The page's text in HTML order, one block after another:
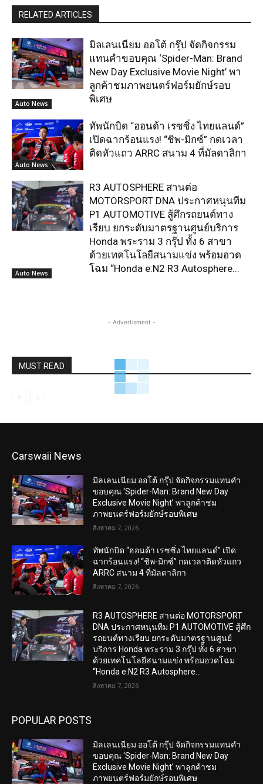
RELATED ARTICLES
Auto News
มิลเลนเนียม ออโต้ กรุ๊ป จัดกิจกรรม
แทนคำขอบคุณ ‘Spider-Man: Brand
New Day Exclusive Movie Night’ พา
ลูกค้าชมภาพยนตร์ฟอร์มยักษ์รอบ
พิเศษ
Auto News
ทัพนักบิด “ฮอนด้า เรซซิ่ง ไทยแลนด์”
เปิดฉากร้อนแรง! “ชิพ-มิกซ์” กดเวลา
ติดหัวแถว ARRC สนาม 4 ที่มัลดาลิกา
Auto News
R3 AUTOSPHERE สานต่อ
MOTORSPORT DNA ประกาศหนุนทีม
P1 AUTOMOTIVE สู้ศึกรถยนต์ทาง
เรียบ ยกระดับมาตรฐานศูนย์บริการ
Honda พระราม 3 กรุ๊ป ทั้ง 6 สาขา
ด้วยเทคโนโลยีสนามแข่ง พร้อมอวด
โฉม “Honda e:N2 R3 Autosphere...
- Advertisment -
MUST READ
Carswaii News
มิลเลนเนียม ออโต้ กรุ๊ป จัดกิจกรรมแทนคำ
ขอบคุณ ‘Spider-Man: Brand New Day
Exclusive Movie Night’ พาลูกค้าชม
ภาพยนตร์ฟอร์มยักษ์รอบพิเศษ
สิงหาคม 7, 2026
ทัพนักบิด “ฮอนด้า เรซซิ่ง ไทยแลนด์” เปิด
ฉากร้อนแรง! “ชิพ-มิกซ์” กดเวลาติดหัวแถว
ARRC สนาม 4 ที่มัลดาลิกา
สิงหาคม 7, 2026
R3 AUTOSPHERE สานต่อ MOTORSPORT
DNA ประกาศหนุนทีม P1 AUTOMOTIVE สู้ศึก
รถยนต์ทางเรียบ ยกระดับมาตรฐานศูนย์
บริการ Honda พระราม 3 กรุ๊ป ทั้ง 6 สาขา
ด้วยเทคโนโลยีสนามแข่ง พร้อมอวดโฉม
“Honda e:N2 R3 Autosphere...
สิงหาคม 7, 2026
POPULAR POSTS
มิลเลนเนียม ออโต้ กรุ๊ป จัดกิจกรรมแทนคำ
ขอบคุณ ‘Spider-Man: Brand New Day
Exclusive Movie Night’ พาลูกค้าชม
ภาพยนตร์ฟอร์มยักษ์รอบพิเศษ